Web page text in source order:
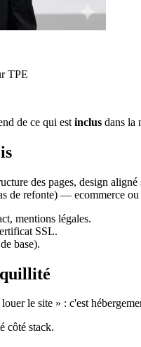
TPE
de ce qui est inclus dans la
des pages, design
de refonte) — ecommerce
mentions légales.
SSL.
base).
le site » : c'est
côté stack.